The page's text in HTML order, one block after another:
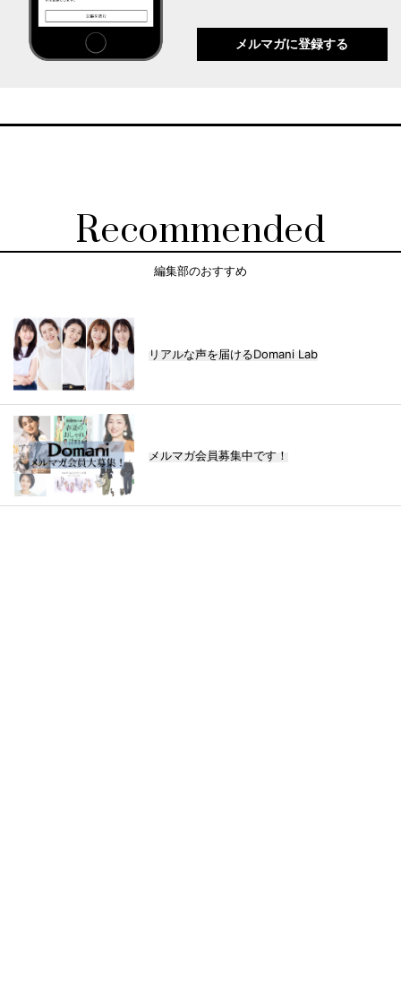
メルマガに登録する
Recommended
編集部のおすすめ
リアルな声を届けるDomani Lab
メルマガ会員募集中です！